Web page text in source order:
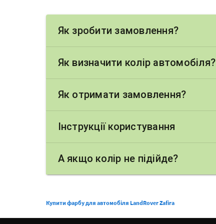
Як зробити замовлення?
Як визначити колір автомобіля?
Як отримати замовлення?
Інструкції користування
А якщо колір не підійде?
Купити фарбу для автомобіля LandRover Zafira